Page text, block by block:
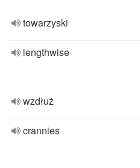
towarzyski
lengthwise
wzdłuż
crannies